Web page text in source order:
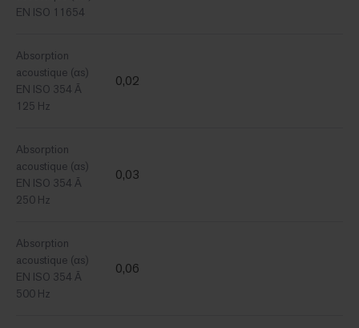
EN ISO 11654
Absorption
acoustique (αs)
EN ISO 354 Ã
125 Hz
0,02
Absorption
acoustique (αs)
EN ISO 354 Ã
250 Hz
0,03
Absorption
acoustique (αs)
EN ISO 354 Ã
500 Hz
0,06